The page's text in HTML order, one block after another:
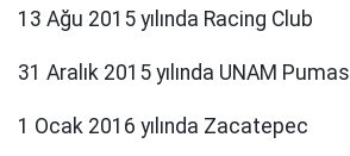
13 Ağu 2015 yılında Racing Club
31 Aralık 2015 yılında UNAM Pumas
1 Ocak 2016 yılında Zacatepec